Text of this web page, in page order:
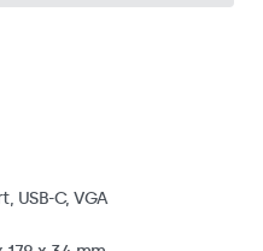
USB-C, VGA